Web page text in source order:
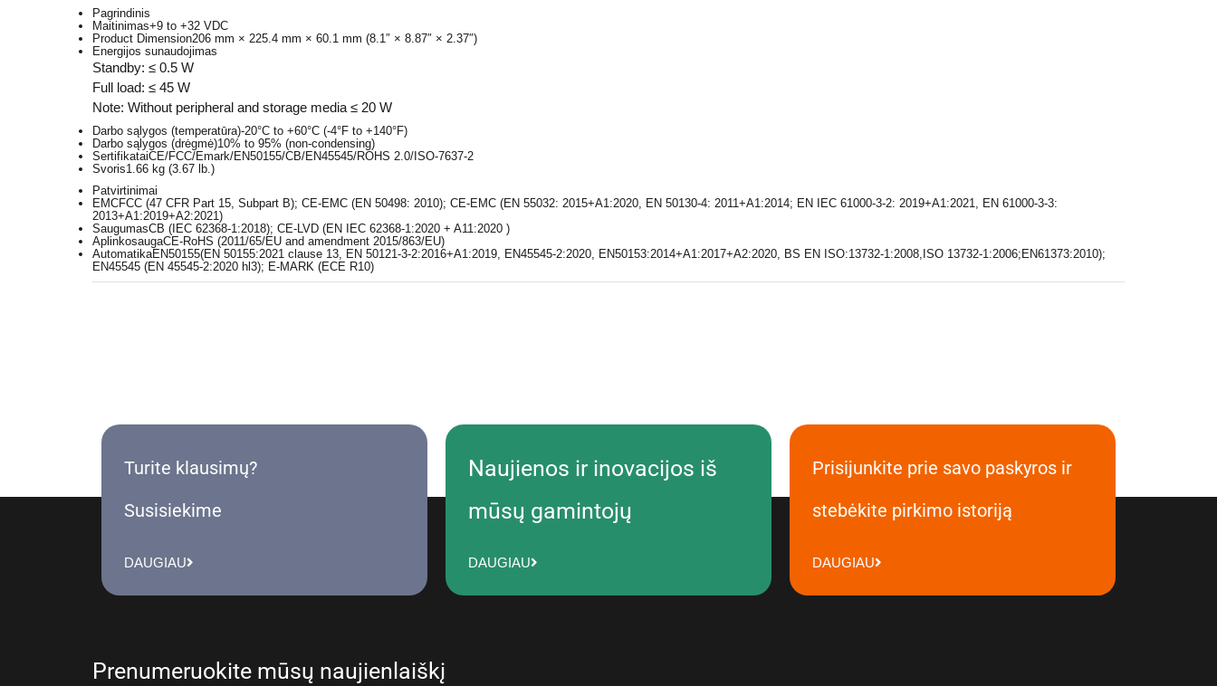
Pagrindinis
Maitinimas+9 to +32 VDC
Product Dimension206 mm × 225.4 mm × 60.1 mm (8.1″ × 8.87″ × 2.37″)
Energijos sunaudojimas
Standby: ≤ 0.5 W
Full load: ≤ 45 W
Note: Without peripheral and storage media ≤ 20 W
Darbo sąlygos (temperatūra)-20°C to +60°C (-4°F to +140°F)
Darbo sąlygos (drėgmė)10% to 95% (non-condensing)
SertifikataiCE/FCC/Emark/EN50155/CB/EN45545/ROHS 2.0/ISO-7637-2
Svoris1.66 kg (3.67 lb.)
Patvirtinimai
EMCFCC (47 CFR Part 15, Subpart B); CE-EMC (EN 50498: 2010); CE-EMC (EN 55032: 2015+A1:2020, EN 50130-4: 2011+A1:2014; EN IEC 61000-3-2: 2019+A1:2021, EN 61000-3-3:
2013+A1:2019+A2:2021)
SaugumasCB (IEC 62368-1:2018); CE-LVD (EN IEC 62368-1:2020 + A11:2020 )
AplinkosaugaCE-RoHS (2011/65/EU and amendment 2015/863/EU)
AutomatikaEN50155(EN 50155:2021 clause 13, EN 50121-3-2:2016+A1:2019, EN45545-2:2020, EN50153:2014+A1:2017+A2:2020, BS EN ISO:13732-1:2008,ISO 13732-1:2006;EN61373:2010);
EN45545 (EN 45545-2:2020 hl3); E-MARK (ECE R10)
Turite klausimų?
Susisiekime
DAUGIAU
Naujienos ir inovacijos iš
mūsų gamintojų
DAUGIAU
Prisijunkite prie savo paskyros ir
stebėkite pirkimo istoriją
DAUGIAU
Prenumeruokite mūsų naujienlaiškį